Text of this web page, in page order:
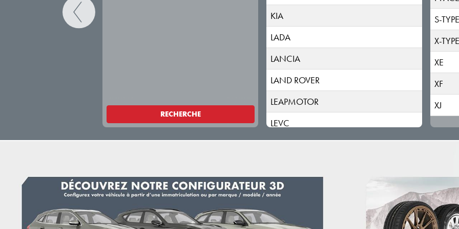
RECHERCHE
KIA
LADA
LANCIA
LAND ROVER
LEAPMOTOR
LEVC
LUCID
S-TYPE
X-TYPE
XE
XF
XJ